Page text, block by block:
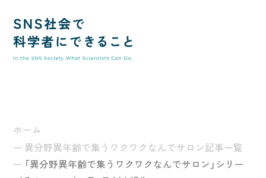
ホーム
異分野異年齢で集うワクワクなんでサロン記事一覧
「異分野異年齢で集うワクワクなんでサロン」シリー